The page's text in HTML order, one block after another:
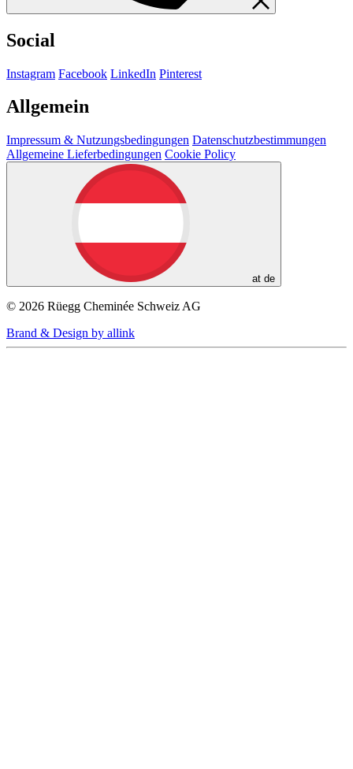
Social
Instagram Facebook LinkedIn Pinterest
Allgemein
Impressum & Nutzungsbedingungen Datenschutzbestimmungen
Allgemeine Lieferbedingungen Cookie Policy
at de
© 2026 Rüegg Cheminée Schweiz AG
Brand & Design by allink